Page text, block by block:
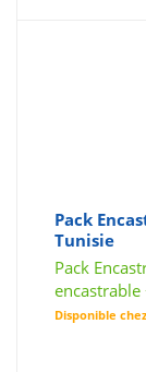
Pack
Tunisie
Pack
Disponible